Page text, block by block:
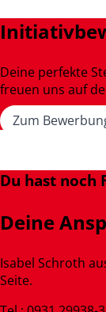
Deine perfekte
freuen uns auf
Zum
Du hast noch
Deine
Isabel Schroth
Seite.